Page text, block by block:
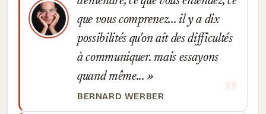
que vous comprenez... il y a dix
possibilités qu'on ait des difficultés
à communiquer. mais essayons
quand même...
BERNARD WERBER